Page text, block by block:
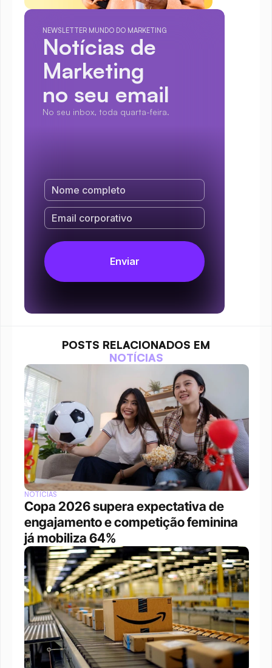
NEWSLETTER MUNDO DO MARKETING
Notícias de
Marketing
no seu email
No seu inbox, toda quarta-feira.
POSTS RELACIONADOS EM
NOTÍCIAS
NOTÍCIAS
Copa 2026 supera expectativa de
engajamento e competição feminina
já mobiliza 64%